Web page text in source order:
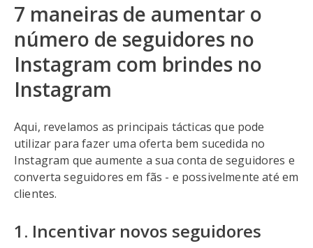
7 maneiras de aumentar o
número de seguidores no
Instagram com brindes no
Instagram
Aqui, revelamos as principais tácticas que pode
utilizar para fazer uma oferta bem sucedida no
Instagram que aumente a sua conta de seguidores e
converta seguidores em fãs - e possivelmente até em
clientes.
1. Incentivar novos seguidores